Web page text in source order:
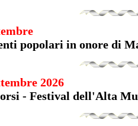
popolari in onore di
2026
- Festival dell'Alta